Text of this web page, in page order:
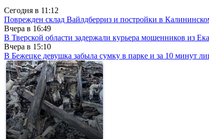
Сегодня в 11:12
Поврежден склад Вайлдберриз и постройки в
Вчера в 16:49
В Тверской области задержали курьера мошенников из
Вчера в 15:10
В Бежецке девушка забыла сумку в парке и за 10 минут